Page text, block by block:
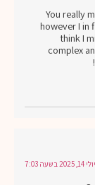
You really
however I in
think I
complex
יולי 14, 2025 בשעה 7:03